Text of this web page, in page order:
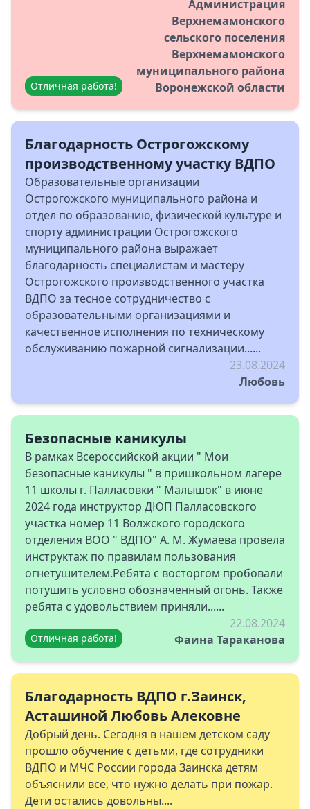
Отличная работа!
Администрация
Верхнемамонского
сельского поселения
Верхнемамонского
муниципального района
Воронежской области
Благодарность Острогожскому
производственному участку ВДПО
Образовательные организации
Острогожского муниципального района и
отдел по образованию, физической культуре и
спорту администрации Острогожского
муниципального района выражает
благодарность специалистам и мастеру
Острогожского производственного участка
ВДПО за тесное сотрудничество с
образовательными организациями и
качественное исполнения по техническому
обслуживанию пожарной сигнализации......
23.08.2024
Любовь
Безопасные каникулы
В рамках Всероссийской акции " Мои
безопасные каникулы " в пришкольном лагере
11 школы г. Палласовки " Малышок" в июне
2024 года инструктор ДЮП Палласовского
участка номер 11 Волжского городского
отделения ВОО " ВДПО" А. М. Жумаева провела
инструктаж по правилам пользования
огнетушителем.Ребята с восторгом пробовали
потушить условно обозначенный огонь. Также
ребята с удовольствием приняли......
Отличная работа!
22.08.2024
Фаина Тараканова
Благодарность ВДПО г.Заинск,
Асташиной Любовь Алековне
Добрый день. Сегодня в нашем детском саду
прошло обучение с детьми, где сотрудники
ВДПО и МЧС России города Заинска детям
объяснили все, что нужно делать при пожар.
Дети остались довольны....